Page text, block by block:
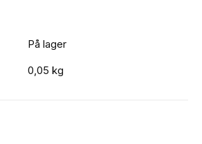
På lager
0,05 kg